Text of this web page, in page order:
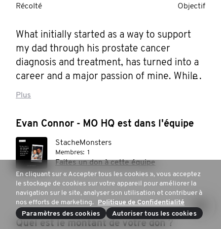
Récolté Objectif
What initially started as a way to support
my dad through his prostate cancer
diagnosis and treatment, has turned into a
career and a major passion of mine. While
my Mo will always be tied to my dad and his
continue to Mo for the men in my life
father, brother, and a group of legendary
friends that I want to get as much time with
as possible.
In addition to my personal connection to
the cause, my role at Movember allows me
Plus
Evan Connor - MO HQ est dans l'équipe
StacheMonsters
Membres: 1
Faites un don à cette équipe
Quel est le montant de votre don ?
En cliquant sur « Accepter tous les cookies », vous acceptez
le stockage de cookies sur votre appareil pour améliorer la
navigation sur le site, analyser son utilisation et contribuer à
nos efforts de marketing. Politique de Confidentialité
Paramètres des cookies
Autoriser tous les cookies